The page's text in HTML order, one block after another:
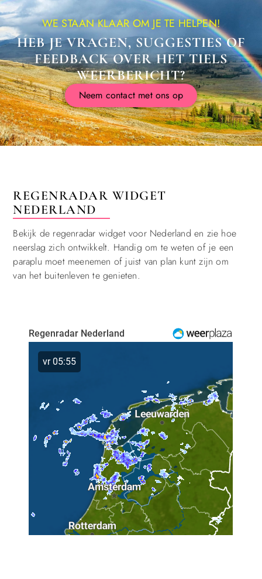
WE STAAN KLAAR OM JE TE HELPEN!
HEB JE VRAGEN, SUGGESTIES OF
FEEDBACK OVER HET TIELS
WEERBERICHT?
Neem contact met ons op
REGENRADAR WIDGET
NEDERLAND
Bekijk de regenradar widget voor Nederland en zie hoe
neerslag zich ontwikkelt. Handig om te weten of je een
paraplu moet meenemen of juist van plan kunt zijn om
van het buitenleven te genieten.